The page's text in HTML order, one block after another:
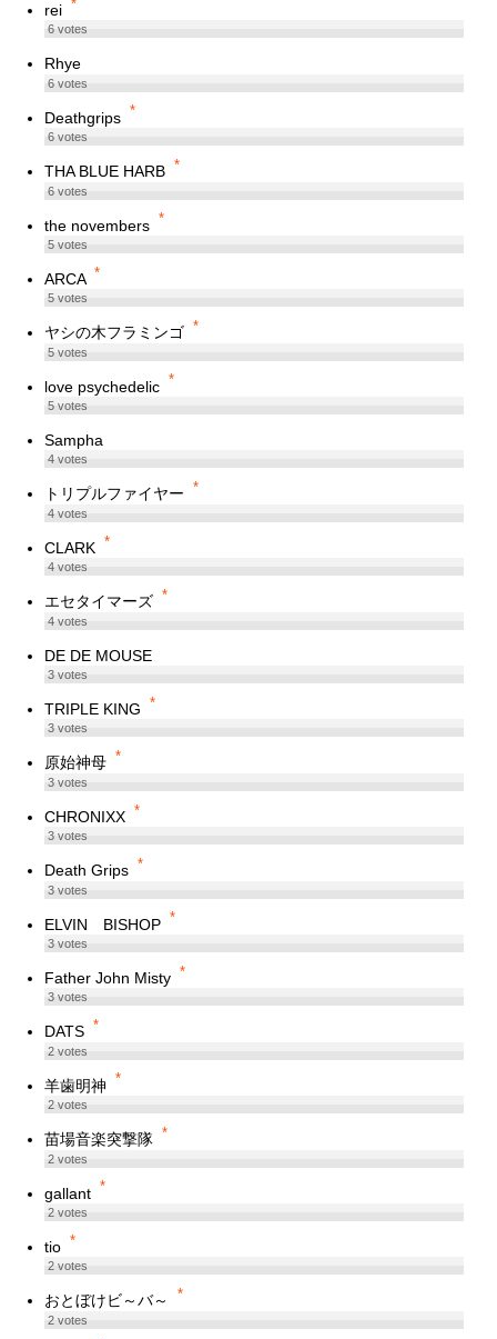
rei *
6votes
Rhye
6votes
Deathgrips *
6votes
THA BLUE HARB *
6votes
the novembers *
5votes
ARCA *
5votes
ヤシの木フラミンゴ *
5votes
love psychedelic *
5votes
Sampha
4votes
トリプルファイヤー *
4votes
CLARK *
4votes
エセタイマーズ *
4votes
DE DE MOUSE
3votes
TRIPLE KING *
3votes
原始神母 *
3votes
CHRONIXX *
3votes
Death Grips *
3votes
ELVIN BISHOP *
3votes
Father John Misty *
3votes
DATS *
2votes
羊歯明神 *
2votes
苗場音楽突撃隊 *
2votes
gallant *
2votes
tio *
2votes
おとぼけビ～バ～ *
2votes